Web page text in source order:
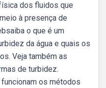
dos fluidos que
à presença de
o que é um
da água e quais os
Veja também as
de turbidez.
os métodos